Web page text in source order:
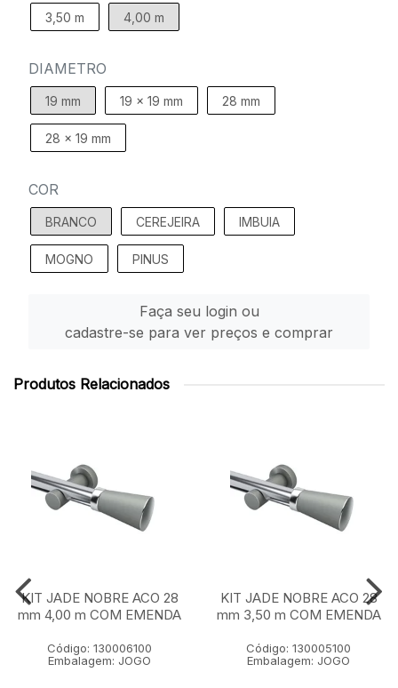
3,50 m 4,00 m
DIAMETRO
19 mm 19 x 19 mm 28 mm
28 x 19 mm
COR
BRANCO CEREJEIRA IMBUIA
MOGNO PINUS
Faça seu login ou
cadastre-se para ver preços e comprar
Produtos Relacionados
KIT JADE NOBRE ACO 28
mm 4,00 m COM EMENDA
Código: 130006100
Embalagem: JOGO
KIT JADE NOBRE ACO 28
mm 3,50 m COM EMENDA
Código: 130005100
Embalagem: JOGO